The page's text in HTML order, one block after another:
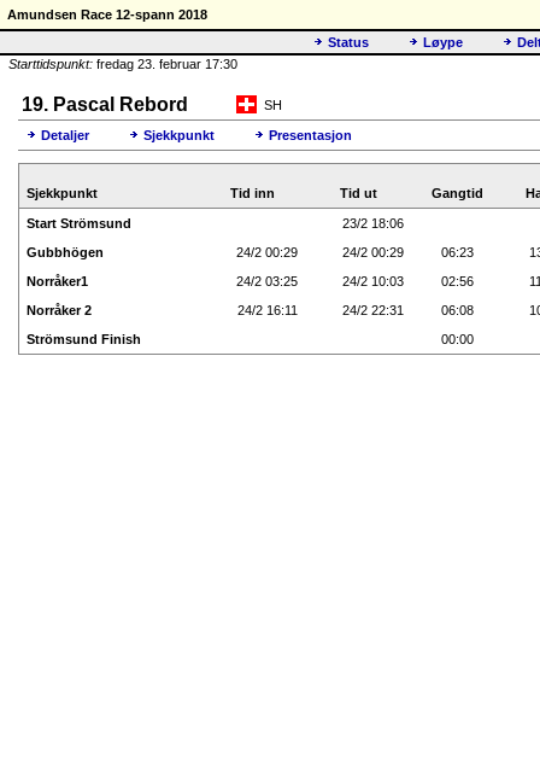
Amundsen Race 12-spann 2018
Status
Løype
Starttidspunkt: fredag 23. februar 17:30
19. Pascal Rebord SH
Detaljer Sjekkpunkt Presentasjon
Sjekkpunkt Tid inn Tid ut Gangtid
Start Strömsund
23/2 18:06
Gubbhögen
24/2 00:29 24/2 00:29 06:23
Norråker1
24/2 03:25 24/2 10:03 02:56
Norråker 2
24/2 16:11 24/2 22:31 06:08
Strömsund Finish
00:00